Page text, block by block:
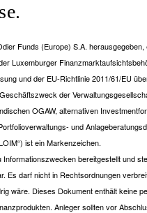
Funds (Europe) S.A.
Luxemburger
und der EU-Richtlinie 2011/61/EU
der
OGAW, alternativen
und
ist ein Markenzeichen.
bereitgestellt und
Es darf nicht in Rechtsordnungen
wäre. Dieses Dokument enthält keine
Anleger sollten vor